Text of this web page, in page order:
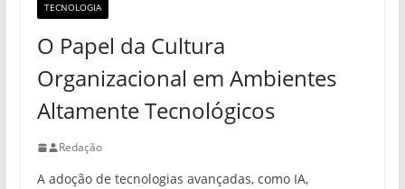
TECNOLOGIA
O Papel da Cultura
Organizacional em Ambientes
Altamente Tecnológicos
Redação
A adoção de tecnologias avançadas, como IA,